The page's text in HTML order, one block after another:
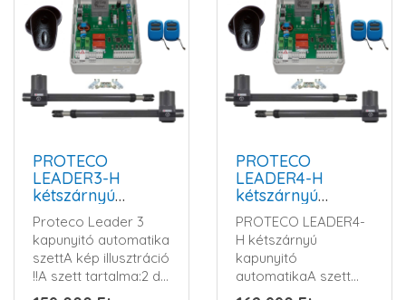
PROTECO
LEADER3-H
kétszárnyú
kapunyitó
automatika szett
Proteco Leader 3
kapunyitó automatika
szettA kép illusztráció
!!A szett tartalma:2 db
LEADER3 motor1..
PROTECO
LEADER4-H
kétszárnyú
kapunyitó
automatika szett
PROTECO LEADER4-
H kétszárnyú
kapunyitó
automatikaA szett
tartalma:2 db